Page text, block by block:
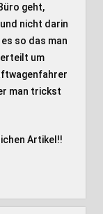
geht,
nicht darin
so das man
um
man trickst
Artikel!!